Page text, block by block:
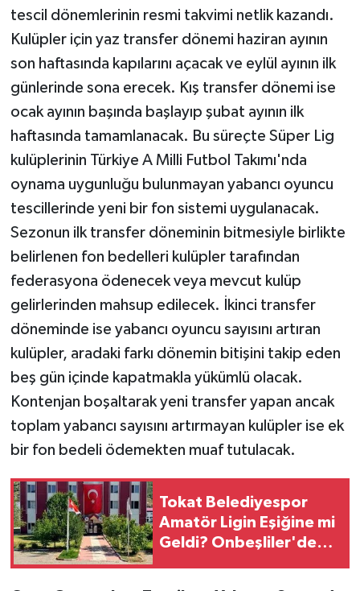
tescil dönemlerinin resmi takvimi netlik kazandı.
Kulüpler için yaz transfer dönemi haziran ayının
son haftasında kapılarını açacak ve eylül ayının ilk
günlerinde sona erecek. Kış transfer dönemi ise
ocak ayının başında başlayıp şubat ayının ilk
haftasında tamamlanacak. Bu süreçte Süper Lig
kulüplerinin Türkiye A Milli Futbol Takımı'nda
oynama uygunluğu bulunmayan yabancı oyuncu
tescillerinde yeni bir fon sistemi uygulanacak.
Sezonun ilk transfer döneminin bitmesiyle birlikte
belirlenen fon bedelleri kulüpler tarafından
federasyona ödenecek veya mevcut kulüp
gelirlerinden mahsup edilecek. İkinci transfer
döneminde ise yabancı oyuncu sayısını artıran
kulüpler, aradaki farkı dönemin bitişini takip eden
beş gün içinde kapatmakla yükümlü olacak.
Kontenjan boşaltarak yeni transfer yapan ancak
toplam yabancı sayısını artırmayan kulüpler ise ek
bir fon bedeli ödemekten muaf tutulacak.
Tokat Belediyespor
Amatör Ligin Eşiğine mi
Geldi? Onbeşliler'den